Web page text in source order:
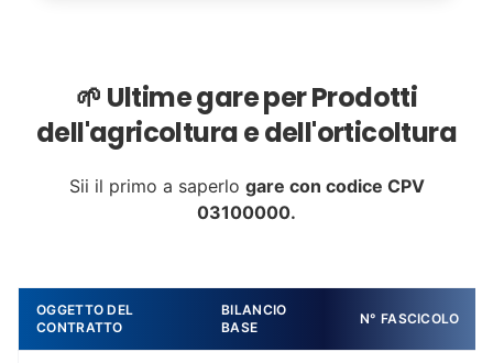
🌱 Ultime gare per Prodotti
dell'agricoltura e dell'orticoltura
Sii il primo a saperlo gare con codice CPV
03100000.
OGGETTO DEL
CONTRATTO
BILANCIO
BASE
N° FASCICOLO